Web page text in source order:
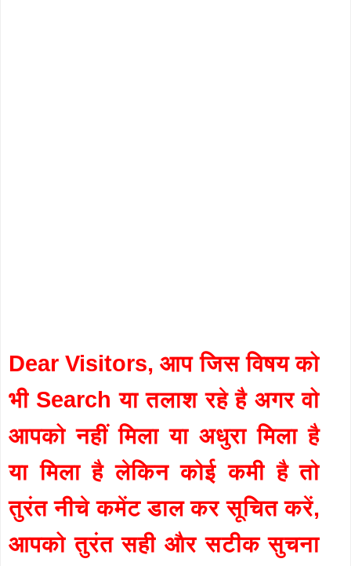
Dear Visitors, आप जिस विषय को
भी Search या तलाश रहे है अगर वो
आपको नहीं मिला या अधुरा मिला है
या मिला है लेकिन कोई कमी है तो
तुरंत नीचे कमेंट डाल कर सूचित करें,
आपको तुरंत सही और सटीक सुचना